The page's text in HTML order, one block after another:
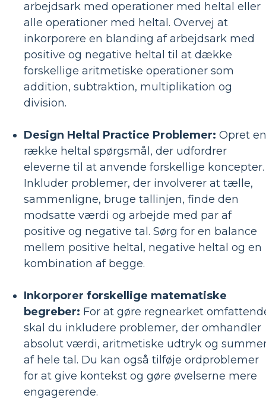
arbejdsark med operationer med heltal eller
alle operationer med heltal. Overvej at
inkorporere en blanding af arbejdsark med
positive og negative heltal til at dække
forskellige aritmetiske operationer som
addition, subtraktion, multiplikation og
division.
Design Heltal Practice Problemer: Opret en
række heltal spørgsmål, der udfordrer
eleverne til at anvende forskellige koncepter.
Inkluder problemer, der involverer at tælle,
sammenligne, bruge tallinjen, finde den
modsatte værdi og arbejde med par af
positive og negative tal. Sørg for en balance
mellem positive heltal, negative heltal og en
kombination af begge.
Inkorporer forskellige matematiske
begreber: For at gøre regnearket
skal du inkludere problemer, der omhandler
absolut værdi, aritmetiske udtryk og
af ​​hele tal. Du kan også tilføje ordproblemer
for at give kontekst og gøre øvelserne mere
engagerende.